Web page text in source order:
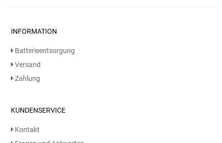
INFORMATION
Batterieentsorgung
Versand
Zahlung
KUNDENSERVICE
Kontakt